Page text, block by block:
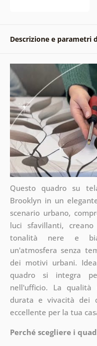
Descrizione e parametri
Questo quadro su
Brooklyn in un
scenario urbano,
luci sfavillanti,
tonalità nere e
un'atmosfera senza
dei motivi urbani.
quadro si integra
nell'ufficio. La qualità
durata e vivacità dei
eccellente per la tua
Perché scegliere i